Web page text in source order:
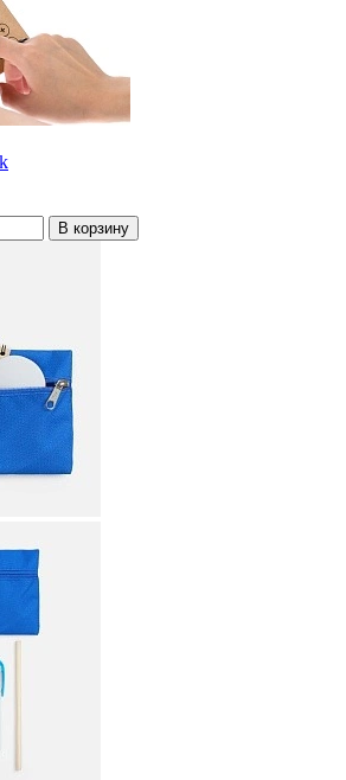
В корзину